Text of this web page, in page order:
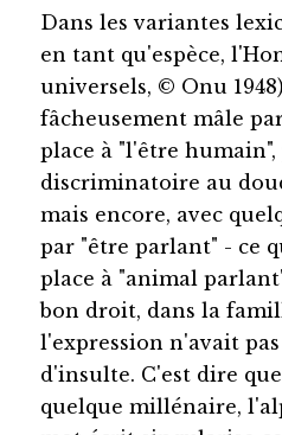
Dans les variantes
en tant qu'espèce,
universels, © Onu
fâcheusement mâle
place à "l'être
discriminatoire au
mais encore, avec
par "être parlant" - ce
place à "animal
bon droit, dans la
l'expression n'avait
d'insulte. C'est dire
quelque millénaire,